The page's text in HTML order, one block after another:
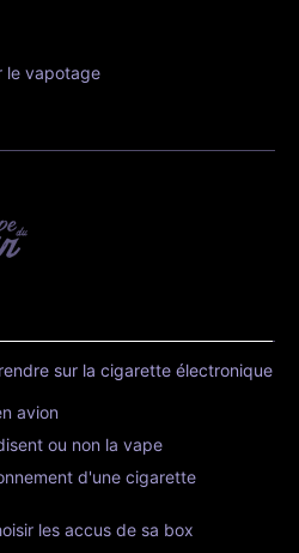
le vapotage
sur la cigarette électronique
avion
ou non la vape
d'une cigarette
les accus de sa box